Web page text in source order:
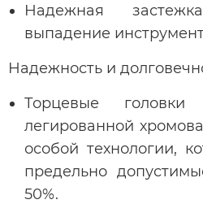
Надежная
выпадение
Надежность и
Торцевые головки
легированной
особой технологии,
предельно
50%.